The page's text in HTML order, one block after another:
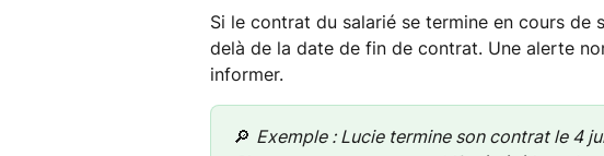
Si le contrat du salarié se termine en cours de
delà de la date de fin de contrat. Une alerte
informer.
🔎 Exemple : Lucie termine son contrat le 4